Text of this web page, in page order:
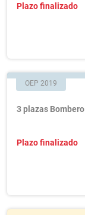
Plazo finalizado
OEP 2019
3 plazas
Plazo finalizado